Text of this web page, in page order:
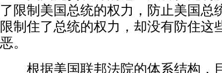
了限制美国总统的权力，防止美国总
限制住了总统的权力，却没有防住这
恶。
根据美国联邦法院的体系结构，